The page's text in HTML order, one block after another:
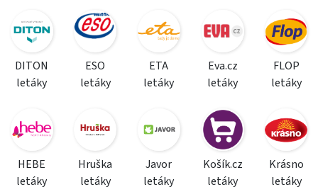
DITON
letáky
ESO
letáky
ETA
letáky
Eva.cz
letáky
FLOP
letáky
HEBE
letáky
Hruška
letáky
Javor
letáky
Košík.cz
letáky
Krásno
letáky